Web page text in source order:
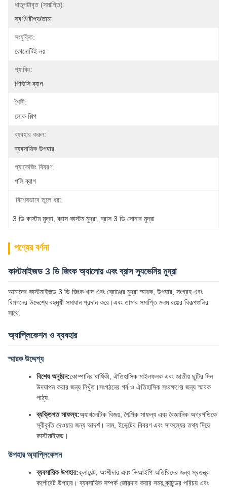
ধাতুপট্টাবৃত (সমাপ্তি):
স্বর্ণ/রৌপ্য/তামা
সংযুক্তি:
কোনোটিই নয়
প্যাকিং:
পিভিসি ব্যাগ
শৈলী:
লোক শিল্প
ব্যবহার করুন:
ব্যবসায়িক উপহার
প্যাকেজিং বিবরণ:
পলি ব্যাগ
বিশেষভাবে তুলে ধরা:
3 ডি কাস্টম মুদ্রা , ব্রাস কাস্টম মুদ্রা , ব্রাস 3 ডি সোনার মুদ্রা
পণ্যের বর্ণনা
কাস্টমাইজড 3 ডি জিংক অ্যালোয় এবং ব্রাস স্যুভেনির মুদ্রা
আমাদের কাস্টমাইজড 3 ডি জিংক খাদ এবং ব্রোঞ্জের মুদ্রা স্মারক, উপহার, সংগ্রহ এবং
বিপণনের উদ্দেশ্যে বহুমুখী সমাধান প্রদান করে।এবং তামার সমাপ্তি মলম রঙের বিকল্পগুলির
সাথে.
অ্যাপ্লিকেশন ও ব্যবহার
স্মারক উদ্দেশ্য
বিশেষ অনুষ্ঠান:কোম্পানির বার্ষিকী, ঐতিহাসিক মাইলফলক এবং জাতীয় ছুটির দিন
উদযাপন করার জন্য নিখুঁত।সংগঠনের গর্ব ও ঐতিহাসিক সংরক্ষণের জন্য স্মারক
পাঠ্য.
ব্যক্তিগত সাফল্য:অ্যাথলেটিক বিজয়, শৈল্পিক সাফল্য এবং বৈজ্ঞানিক অগ্রগতিকে
স্বীকৃতি দেওয়ার জন্য আদর্শ। নাম, ইভেন্টের বিবরণ এবং সাফল্যের তথ্য দিয়ে
কাস্টমাইজড।
উপহার অ্যাপ্লিকেশন
ব্যবসায়িক উপহার:ক্লায়েন্ট, অংশীদার এবং ভিআইপি অতিথিদের জন্য স্বতন্ত্র
কর্পোরেট উপহার। ব্যবসায়িক সম্পর্ক জোরদার করার সময় ব্র্যান্ডের পরিচয় এবং